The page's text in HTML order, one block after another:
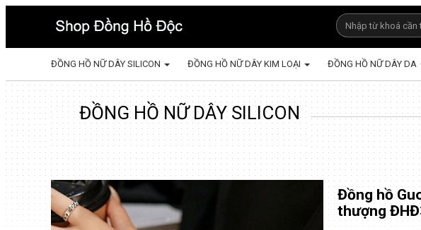
ĐỒNG HỒ NỮ DÂY SILICON ĐỒNG HỒ NỮ DÂY KIM LOẠI ĐỒNG HỒ NỮ DÂY DA
ĐỒNG HỒ NỮ DÂY SILICON
Đồng hồ
thượng